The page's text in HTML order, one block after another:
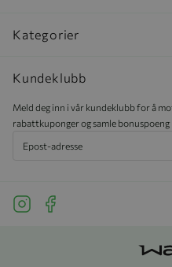
Kategorier
Kundeklubb
Meld deg inn i vår kundeklubb for å
rabattkuponger og samle bonuspoeng
See our Instagram
See our Facebook